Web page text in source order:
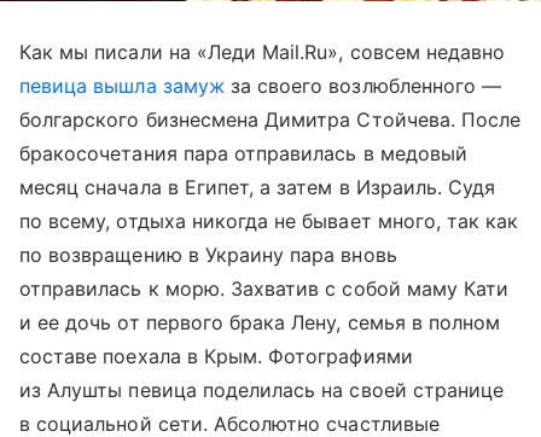
Как мы писали на «Леди Mail.Ru», совсем недавно
певица вышла замужза своего возлюбленного —
болгарского бизнесмена Димитра Стойчева. После
бракосочетания пара отправилась в медовый
месяц сначала в Египет, а затем в Израиль. Судя
по всему, отдыха никогда не бывает много, так как
по возвращению в Украину пара вновь
отправилась к морю. Захватив с собой маму Кати
и ее дочь от первого брака Лену, семья в полном
составе поехала в Крым. Фотографиями
из Алушты певица поделилась на своей странице
в социальной сети. Абсолютно счастливые